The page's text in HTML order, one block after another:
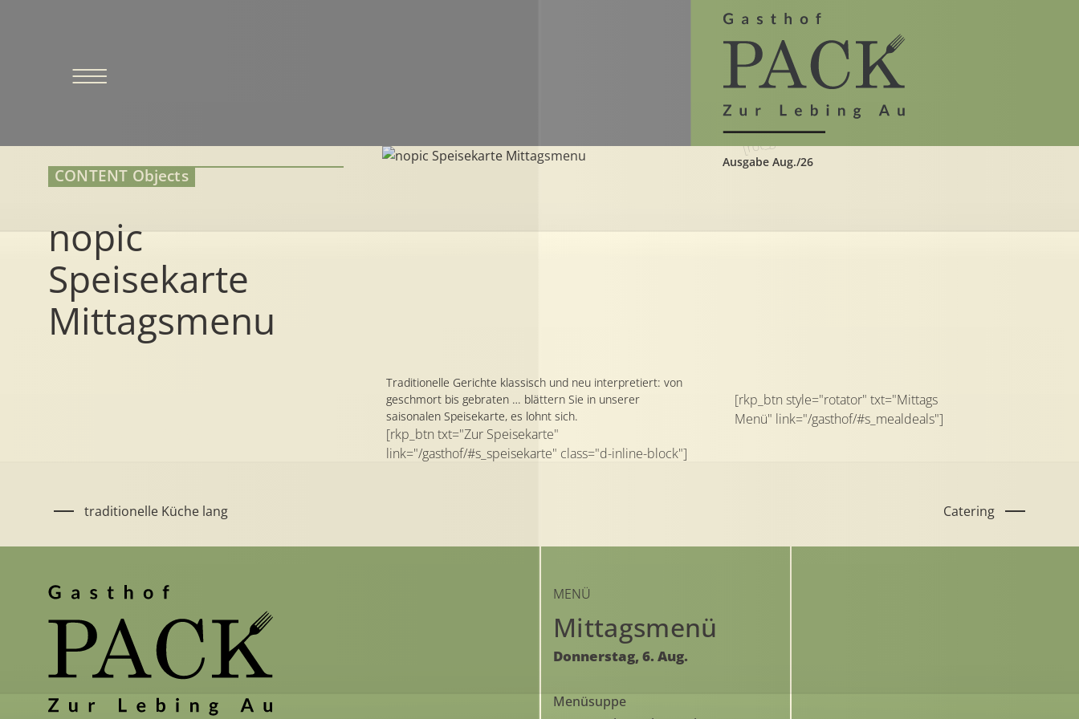
Ausgabe Aug./26
CONTENT Objects
nopic
Speisekarte
Mittagsmenu
Traditionelle Gerichte klassisch und neu interpretiert: von
geschmort bis gebraten … blättern Sie in unserer
saisonalen Speisekarte, es lohnt sich.
[rkp_btn txt="Zur Speisekarte"
link="/gasthof/#s_speisekarte" class="d-inline-block"]
[rot_get_svg_short]
[rkp_btn style="rotator" txt="Mittags
Menü" link="/gasthof/#s_mealdeals"]
traditionelle Küche lang Catering
MENÜ
Mittagsmenü
Donnerstag, 6. Aug.
Menüsuppe